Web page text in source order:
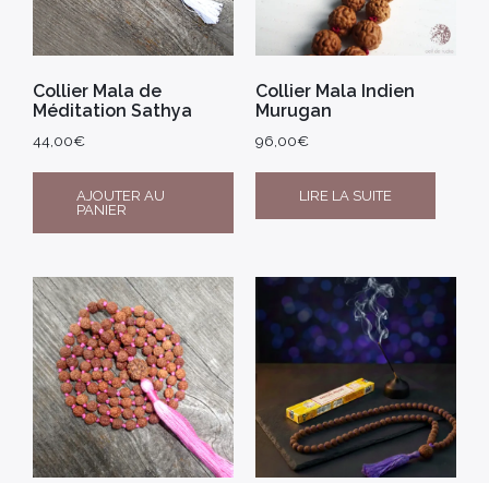
Collier Mala de
Méditation Sathya
44,00€
AJOUTER AU
PANIER
Collier Mala Indien
Murugan
96,00€
LIRE LA SUITE